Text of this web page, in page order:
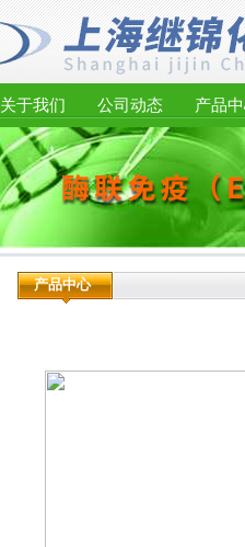
关于我们 公司动态 产品
产品中心